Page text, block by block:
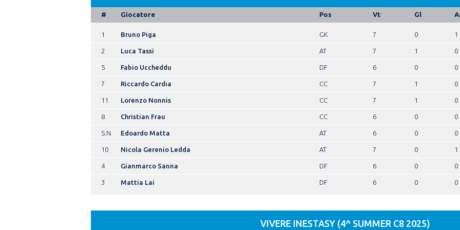
# Giocatore Pos Vt Gl
1 Bruno Piga GK 7 0 1
2 Luca Tassi AT 7 1 0
5 Fabio Uccheddu DF 6 0 0
7 Riccardo Cardia CC 7 1 0
11 Lorenzo Nonnis CC 7 1 0
8 Christian Frau CC 6 0 0
S.N. Edoardo Matta AT 6 0 0
10 Nicola Gerenio Ledda AT 7 0 1
4 Gianmarco Sanna DF 6 0 0
3 Mattia Lai DF 6 0 0
VIVERE INESTASY (4^ SUMMER C8 2025)